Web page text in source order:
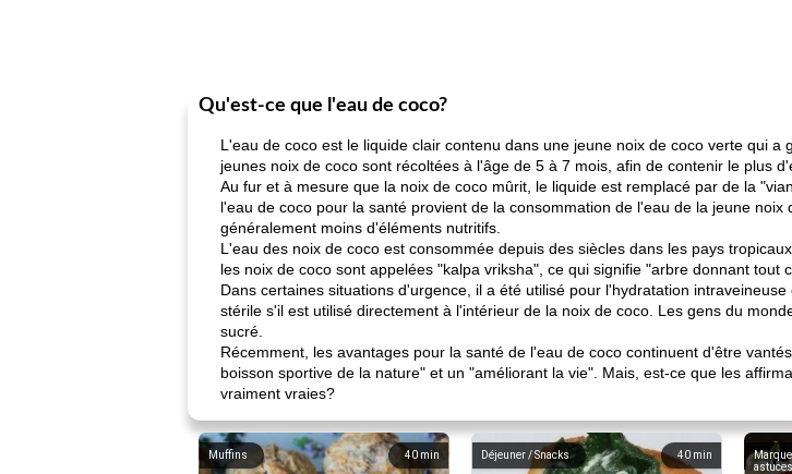
Qu'est-ce que l'eau de coco?
L'eau de coco est le liquide clair contenu dans une jeune noix de coco verte qui
jeunes noix de coco sont récoltées à l'âge de 5 à 7 mois, afin de contenir le plus
Au fur et à mesure que la noix de coco mûrit, le liquide est remplacé par de la
l'eau de coco pour la santé provient de la consommation de l'eau de la jeune
généralement moins d'éléments nutritifs.
L'eau des noix de coco est consommée depuis des siècles dans les pays
les noix de coco sont appelées "kalpa vriksha", ce qui signifie "arbre donnant tout
Dans certaines situations d'urgence, il a été utilisé pour l'hydratation
stérile s'il est utilisé directement à l'intérieur de la noix de coco. Les gens du
sucré.
Récemment, les avantages pour la santé de l'eau de coco continuent d'être
boisson sportive de la nature" et un "améliorant la vie". Mais, est-ce que les
vraiment vraies?
40 min
Muffins 40 min
Déjeuner / Snacks
astuces